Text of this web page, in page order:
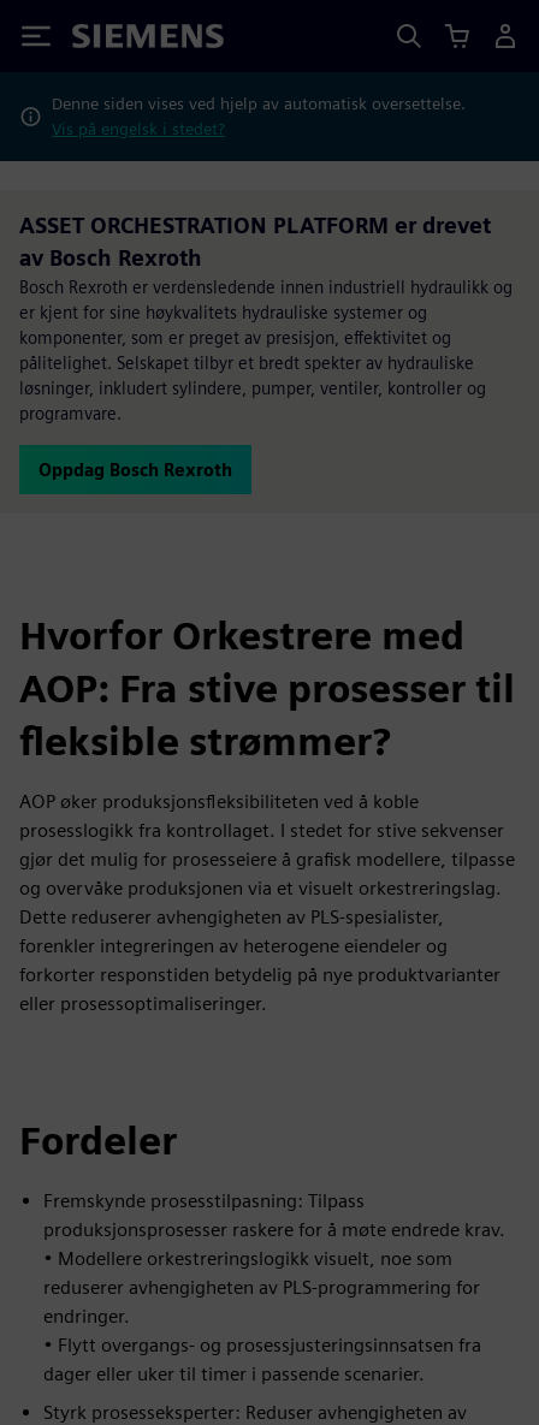
Siemens
Denne siden vises ved hjelp av automatisk oversettelse.
Vis på engelsk i stedet?
ASSET ORCHESTRATION PLATFORM er drevet
av Bosch Rexroth
Bosch Rexroth er verdensledende innen industriell hydraulikk og
er kjent for sine høykvalitets hydrauliske systemer og
komponenter, som er preget av presisjon, effektivitet og
pålitelighet. Selskapet tilbyr et bredt spekter av hydrauliske
løsninger, inkludert sylindere, pumper, ventiler, kontroller og
programvare.
Oppdag Bosch Rexroth
Hvorfor Orkestrere med
AOP: Fra stive prosesser til
fleksible strømmer?
AOP øker produksjonsfleksibiliteten ved å koble
prosesslogikk fra kontrollaget. I stedet for stive sekvenser
gjør det mulig for prosesseiere å grafisk modellere, tilpasse
og overvåke produksjonen via et visuelt orkestreringslag.
Dette reduserer avhengigheten av PLS-spesialister,
forenkler integreringen av heterogene eiendeler og
forkorter responstiden betydelig på nye produktvarianter
eller prosessoptimaliseringer.
Fordeler
Fremskynde prosesstilpasning: Tilpass
produksjonsprosesser raskere for å møte endrede krav.
• Modellere orkestreringslogikk visuelt, noe som
reduserer avhengigheten av PLS-programmering for
endringer.
• Flytt overgangs- og prosessjusteringsinnsatsen fra
dager eller uker til timer i passende scenarier.
Styrk prosesseksperter: Reduser avhengigheten av